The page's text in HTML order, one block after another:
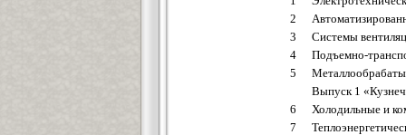
2
3
Системы
4
Подъемно-
5
Выпуск 1
6
Холодильные и
7